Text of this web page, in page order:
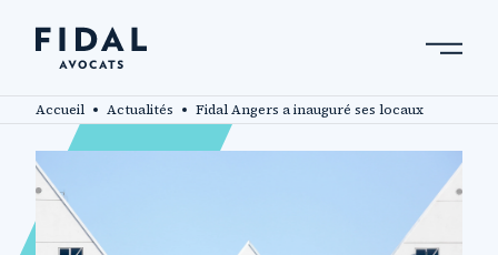
contenu
principal
Accueil Actualités Fidal Angers a inauguré ses locaux